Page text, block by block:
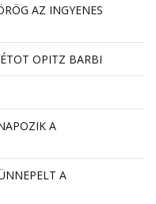
AZ INGYENES
OPITZ BARBI
A
A